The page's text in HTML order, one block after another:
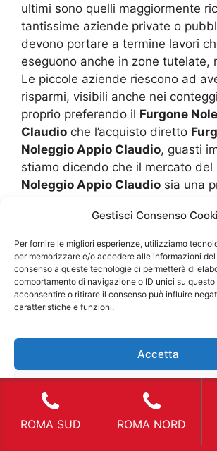
Gestisci Consenso
Per fornire le migliori esperienze, utilizziamo
per memorizzare e/o accedere alle informazioni
consenso a queste tecnologie ci permetterà di
comportamento di navigazione o ID unici su questo
acconsentire o ritirare il consenso può influire
caratteristiche e funzioni.
Accetta
Visualizza le
ultimi sono quelli maggiormente
tantissime aziende private o
devono portare a termine lavori
eseguono anche in zone tutelate,
Le piccole aziende riescono ad
risparmi, visibili anche nei
proprio preferendo il Furgone
Claudio che l’acquisto diretto
Noleggio Appio Claudio, guasti
stiamo dicendo che il mercato del
Noleggio Appio Claudio sia una
Essi vengono richiesti anche dalle
posseggono automezzi privati,
perché? Un corriere sta
consegne dei pacchi, ma
guasta il proprio automezzo?
episodio tipico di quando si renda
città o anche nei piccoli paesi,
dimensioni di una azienda di
potrebbe non essere
disponibile un furgone sostitutivo.
nonostante molte imprese che si
questo campo commerciale,
ROMA SUD ROMA NORD